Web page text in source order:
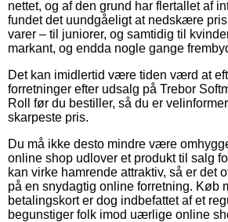
nettet, og af den grund har flertallet af
fundet det uundgåeligt at nedskære
varer – til juniorer, og samtidig til
markant, og endda nogle gange
Det kan imidlertid være tiden værd at
forretninger efter udsalg på Trebor
Roll før du bestiller, så du er
skarpeste pris.
Du må ikke desto mindre være
online shop udlover et produkt til salg
kan virke hamrende attraktiv, så er det
på en snydagtig online forretning. Køb
betalingskort er dog indbefattet af et
begunstiger folk imod uærlige online